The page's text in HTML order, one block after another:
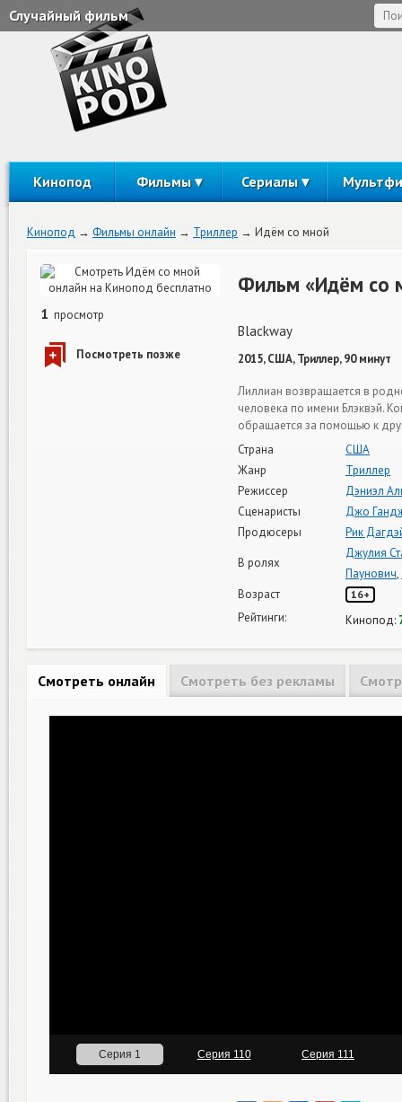
Случайный фильм
Кинопод Фильмы Сериалы
Кинопод Фильмы онлайн Триллер Идём со мной
1 просмотр
Фильм «Идём со
Blackway
2015, США, Триллер, 90 минут
Лиллиан возвращается в
человека по имени Блэквэй.
обращается за помощью к
Страна
США
Жанр
Триллер
Режиссер
Дэниэл
Сценаристы
Джо
Продюсеры
Рик
В ролях
Джулия
Паунович,
Возраст
16+
Рейтинги: Кинопод:
Смотреть онлайн Смотреть без рекламы